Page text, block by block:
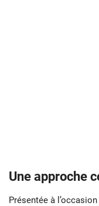
Une approche
Présentée à